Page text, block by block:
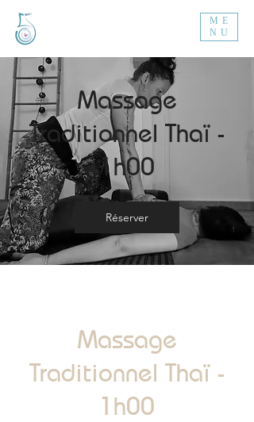
ME
NU
Massage
Traditionnel Thaï -
1h00
Réserver
Massage
Traditionnel Thaï -
1h00